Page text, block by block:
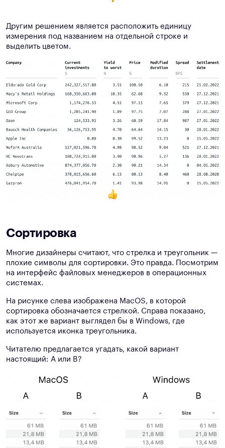
Другим решением является расположить единицу
измерения под названием на отдельной строке и
выделить цветом.
Сортировка
Многие дизайнеры считают, что стрелка и треугольник —
плохие символы для сортировки. Это правда. Посмотрим
на интерфейс файловых менеджеров в операционных
системах.
На рисунке слева изображена MacOS, в которой
сортировка обозначается стрелкой. Справа показано,
как этот же вариант выглядел бы в Windows, где
используется иконка треугольника.
Читателю предлагается угадать, какой вариант
настоящий: A или B?